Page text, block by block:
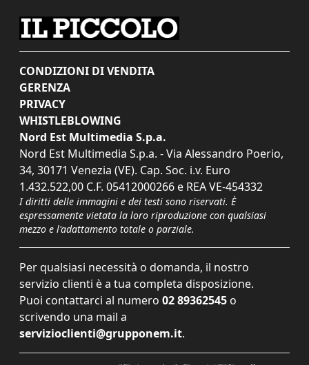
CONDIZIONI DI VENDITA
GERENZA
PRIVACY
WHISTLEBLOWING
Nord Est Multimedia S.p.a.
Nord Est Multimedia S.p.a. - Via Alessandro Poerio,
34, 30171 Venezia (VE). Cap. Soc. i.v. Euro
1.432.522,00 C.F. 05412000266 e REA VE-454332
I diritti delle immagini e dei testi sono riservati. È
espressamente vietata la loro riproduzione con qualsiasi
mezzo e l'adattamento totale o parziale.
Per qualsiasi necessità o domanda, il nostro
servizio clienti è a tua completa disposizione.
Puoi contattarci al numero 02 89362545 o
scrivendo una mail a
servizioclienti@grupponem.it.